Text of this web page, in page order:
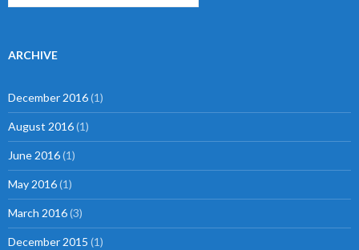
ARCHIVE
December 2016(1)
August 2016(1)
June 2016(1)
May 2016(1)
March 2016(3)
December 2015 (1)